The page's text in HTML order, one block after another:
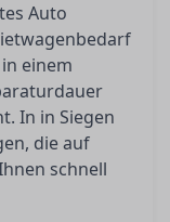
Auto
einem
In in Siegen
die auf
schnell